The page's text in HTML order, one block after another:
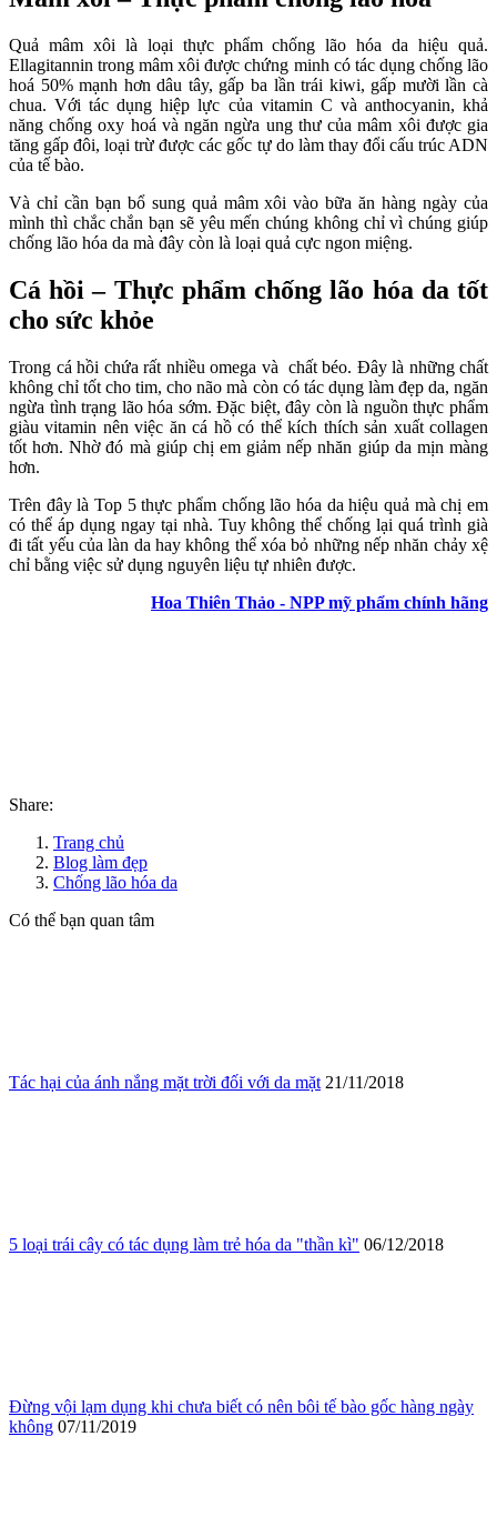
Quả mâm xôi là loại thực phẩm chống lão hóa da hiệu quả.
Ellagitannin trong mâm xôi được chứng minh có tác dụng chống lão
hoá 50% mạnh hơn dâu tây, gấp ba lần trái kiwi, gấp mười lần cà
chua. Với tác dụng hiệp lực của vitamin C và anthocyanin, khả
năng chống oxy hoá và ngăn ngừa ung thư của mâm xôi được gia
tăng gấp đôi, loại trừ được các gốc tự do làm thay đổi cấu trúc ADN
của tế bào.
Và chỉ cần bạn bổ sung quả mâm xôi vào bữa ăn hàng ngày của
mình thì chắc chắn bạn sẽ yêu mến chúng không chỉ vì chúng giúp
chống lão hóa da mà đây còn là loại quả cực ngon miệng.
Cá hồi – Thực phẩm chống lão hóa da tốt
cho sức khỏe
Trong cá hồi chứa rất nhiều omega và chất béo. Đây là những chất
không chỉ tốt cho tim, cho não mà còn có tác dụng làm đẹp da, ngăn
ngừa tình trạng lão hóa sớm. Đặc biệt, đây còn là nguồn thực phẩm
giàu vitamin nên việc ăn cá hồ có thể kích thích sản xuất collagen
tốt hơn. Nhờ đó mà giúp chị em giảm nếp nhăn giúp da mịn màng
hơn.
Trên đây là Top 5 thực phẩm chống lão hóa da hiệu quả mà chị em
có thể áp dụng ngay tại nhà. Tuy không thể chống lại quá trình già
đi tất yếu của làn da hay không thể xóa bỏ những nếp nhăn chảy xệ
chỉ bằng việc sử dụng nguyên liệu tự nhiên được.
Hoa Thiên Thảo - NPP mỹ phẩm chính hãng
Share:
Trang chủ
Blog làm đẹp
Chống lão hóa da
Có thể bạn quan tâm
Tác hại của ánh nắng mặt trời đối với da mặt 21/11/2018
5 loại trái cây có tác dụng làm trẻ hóa da "thần kì" 06/12/2018
Đừng vội lạm dụng khi chưa biết có nên bôi tế bào gốc hàng ngày
không 07/11/2019